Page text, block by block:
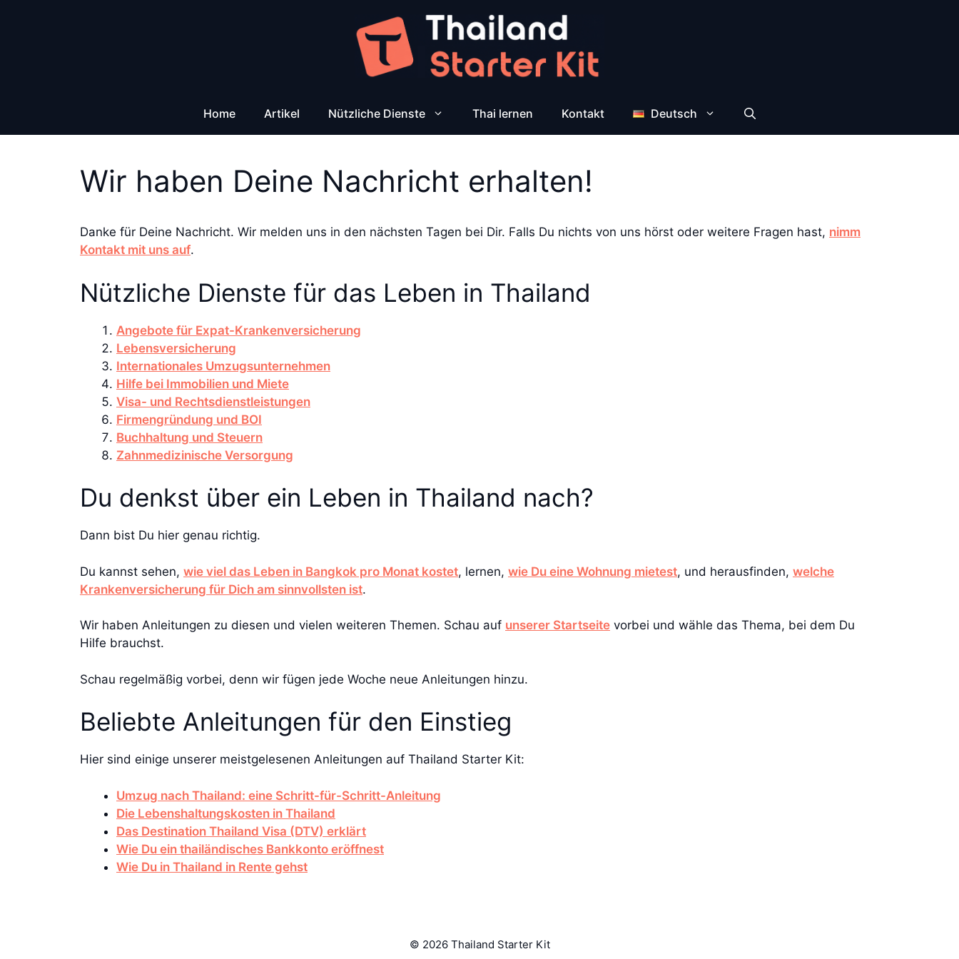
Home Artikel Nützliche Dienste Thai lernen Kontakt Deutsch
Wir haben Deine Nachricht erhalten!
Danke für Deine Nachricht. Wir melden uns in den nächsten Tagen bei Dir. Falls Du nichts von uns hörst oder weitere Fragen hast, nimm
Kontakt mit uns auf.
Nützliche Dienste für das Leben in Thailand
Angebote für Expat-Krankenversicherung
Lebensversicherung
Internationales Umzugsunternehmen
Hilfe bei Immobilien und Miete
Visa- und Rechtsdienstleistungen
Firmengründung und BOI
Buchhaltung und Steuern
Zahnmedizinische Versorgung
Du denkst über ein Leben in Thailand nach?
Dann bist Du hier genau richtig.
Du kannst sehen, wie viel das Leben in Bangkok pro Monat kostet, lernen, wie Du eine Wohnung mietest, und herausfinden, welche
Krankenversicherung für Dich am sinnvollsten ist.
Wir haben Anleitungen zu diesen und vielen weiteren Themen. Schau auf unserer Startseite vorbei und wähle das Thema, bei dem Du
Hilfe brauchst.
Schau regelmäßig vorbei, denn wir fügen jede Woche neue Anleitungen hinzu.
Beliebte Anleitungen für den Einstieg
Hier sind einige unserer meistgelesenen Anleitungen auf Thailand Starter Kit:
Umzug nach Thailand: eine Schritt-für-Schritt-Anleitung
Die Lebenshaltungskosten in Thailand
Das Destination Thailand Visa (DTV) erklärt
Wie Du ein thailändisches Bankkonto eröffnest
Wie Du in Thailand in Rente gehst
© 2026 Thailand Starter Kit